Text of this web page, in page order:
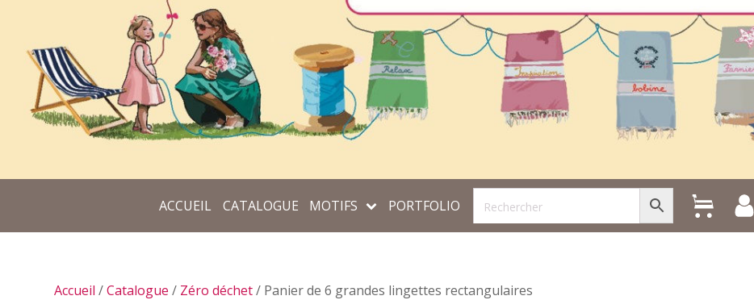
ACCUEIL CATALOGUE MOTIFS PORTFOLIO
Accueil /Catalogue / Zéro déchet/ Panier de 6 grandes lingettes rectangulaires